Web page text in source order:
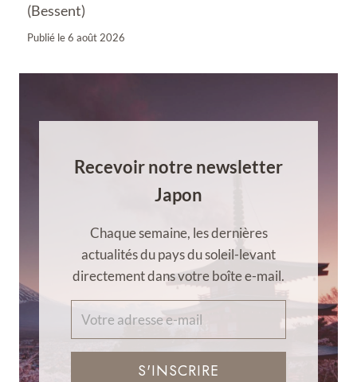
(Bessent)
Publié le6 août 2026
Recevoir notre newsletter
Japon
Chaque semaine, les dernières
actualités du pays du soleil-levant
directement dans votre boîte e-mail.
S'INSCRIRE